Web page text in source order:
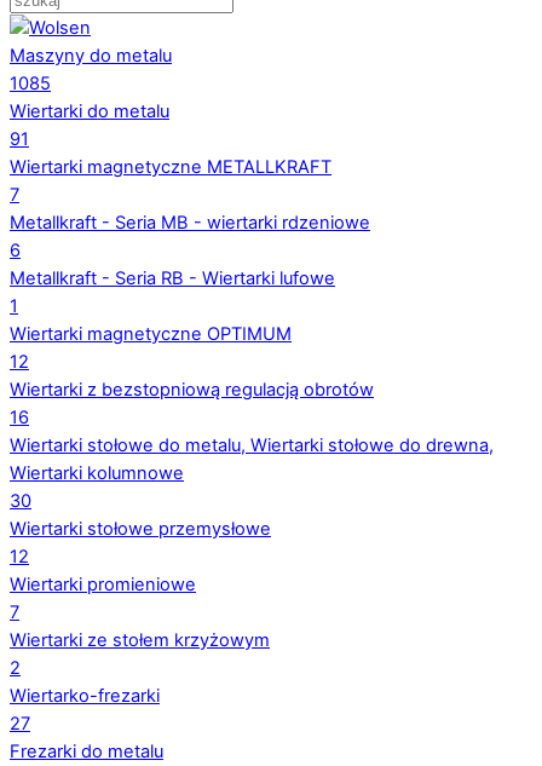
Maszyny do metalu
1085
Wiertarki do metalu
91
Wiertarki magnetyczne METALLKRAFT
7
Metallkraft - Seria MB - wiertarki rdzeniowe
6
Metallkraft - Seria RB - Wiertarki lufowe
1
Wiertarki magnetyczne OPTIMUM
12
Wiertarki z bezstopniową regulacją obrotów
16
Wiertarki stołowe do metalu, Wiertarki stołowe do drewna,
Wiertarki kolumnowe
30
Wiertarki stołowe przemysłowe
12
Wiertarki promieniowe
7
Wiertarki ze stołem krzyżowym
2
Wiertarko-frezarki
27
Frezarki do metalu